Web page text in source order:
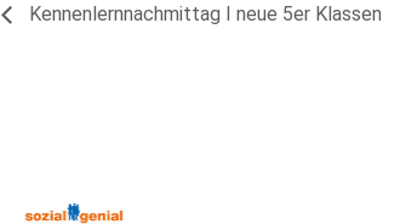
Kennenlernnachmittag I neue 5er Klassen